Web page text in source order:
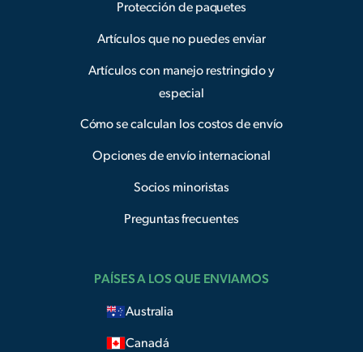
Protección de paquetes
Artículos que no puedes enviar
Artículos con manejo restringido y
especial
Cómo se calculan los costos de envío
Opciones de envío internacional
Socios minoristas
Preguntas frecuentes
PAÍSES A LOS QUE ENVIAMOS
Australia
Canadá